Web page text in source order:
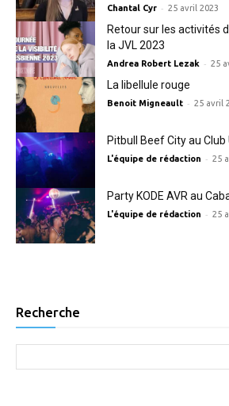
Chantal Cyr - 25 avril 2023
Retour sur les activités
la JVL 2023
Andrea Robert Lezak - 25
La libellule rouge
Benoit Migneault - 25 avril
Pitbull Beef City au Club
L'équipe de rédaction - 25
Party KODE AVR au
L'équipe de rédaction - 25
Recherche